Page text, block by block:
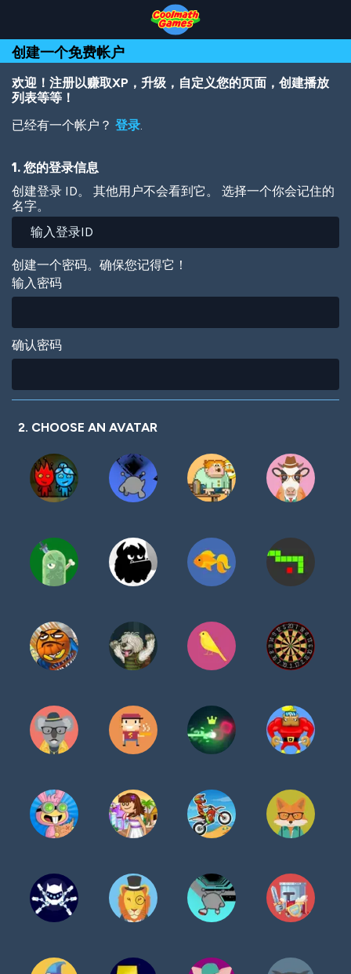
Top
of
Page
Navigation
Main
Content
Footer
到
主
要
内
容
创建一个免费帐户
欢迎！注册以赚取XP，升级，自定义您的页面，创建播放
列表等等！
已经有一个帐户？ 登录.
1. 您的登录信息
创建登录 ID。 其他用户不会看到它。 选择一个你会记住的
名字。
创建一个密码。确保您记得它！
输入密码
确认密码
2. CHOOSE AN AVATAR